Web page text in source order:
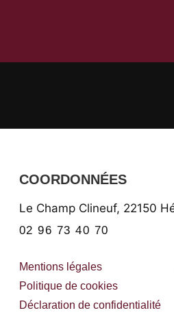
COORDONNÉES
Le Champ Clineuf, 22150
02 96 73 40 70
Mentions légales
Politique de cookies
Déclaration de confidentialité